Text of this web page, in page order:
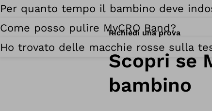
Per quanto tempo il bambino deve
Come posso pulire MyCRO Band?
Ho trovato delle macchie rosse sulla
Richiedi una prova
Scopri se
bambino